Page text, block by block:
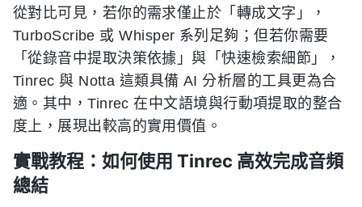
從對比可見，若你的需求僅止於「轉成文字」，
TurboScribe 或 Whisper 系列足夠；但若你需要
「從錄音中提取決策依據」與「快速檢索細節」，
Tinrec 與 Notta 這類具備 AI 分析層的工具更為合
適。其中，Tinrec 在中文語境與行動項提取的整合
度上，展現出較高的實用價值。
實戰教程：如何使用 Tinrec 高效完成音頻
總結